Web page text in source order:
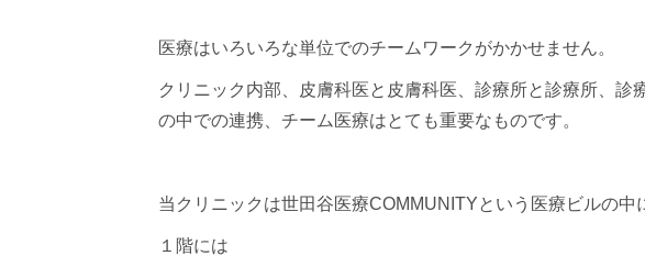
医療はいろいろな単位でのチームワークがかかせません。
クリニック内部、皮膚科医と皮膚科医、診療所と診療所、
の中での連携、チーム医療はとても重要なものです。
当クリニックは世田谷医療COMMUNITYという医療ビルの中
１階には